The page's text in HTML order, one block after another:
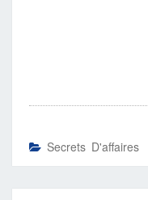
Secrets D'affaires